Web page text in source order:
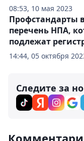
08:53, 10 мая 2023
14:44, 05 октября
Профстандарты
перечень НПА,
подлежат
Следите за